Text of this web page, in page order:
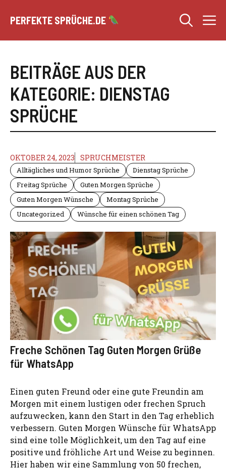
Inhalt
PERFEKTE SPRÜCHE.DE
BEITRÄGE AUS DER
KATEGORIE: DIENSTAG
SPRÜCHE
OKTOBER 24, 2023 SPRUCHMEISTER
Alltägliches und Humor Sprüche
Dienstag Sprüche
Freitag Sprüche
Guten Morgen Sprüche
Guten Morgen Wünsche
Montag Sprüche
Uncategorized
Wünsche für einen schönen Tag
Freche Schönen Tag Guten Morgen Grüße
für WhatsApp
Einen guten Freund oder eine gute Freundin am
Morgen mit einem lustigen oder frechen Spruch
aufzuwecken, kann den Start in den Tag erheblich
verbessern. Guten Morgen Wünsche für WhatsApp
sind eine tolle Möglichkeit, um den Tag auf eine
positive und fröhliche Art und Weise zu beginnen.
Hier haben wir eine Sammlung von 50 frechen,